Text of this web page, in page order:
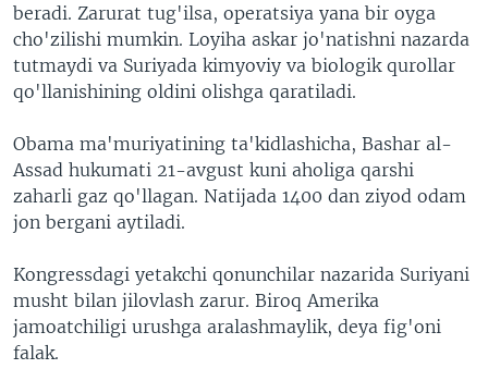
beradi. Zarurat tug'ilsa, operatsiya yana bir oyga
cho'zilishi mumkin. Loyiha askar jo'natishni nazarda
tutmaydi va Suriyada kimyoviy va biologik qurollar
qo'llanishining oldini olishga qaratiladi.
Obama ma'muriyatining ta'kidlashicha, Bashar al-
Assad hukumati 21-avgust kuni aholiga qarshi
zaharli gaz qo'llagan. Natijada 1400 dan ziyod odam
jon bergani aytiladi.
Kongressdagi yetakchi qonunchilar nazarida Suriyani
musht bilan jilovlash zarur. Biroq Amerika
jamoatchiligi urushga aralashmaylik, deya fig'oni
falak.